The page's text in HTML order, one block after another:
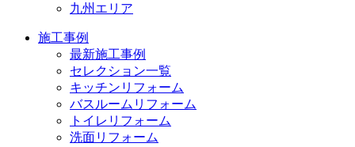
九州エリア
施工事例
最新施工事例
セレクション一覧
キッチンリフォーム
バスルームリフォーム
トイレリフォーム
洗面リフォーム